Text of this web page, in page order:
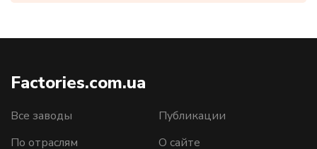
Factories.com.ua
Все заводы
По отраслям
Публикации
О сайте